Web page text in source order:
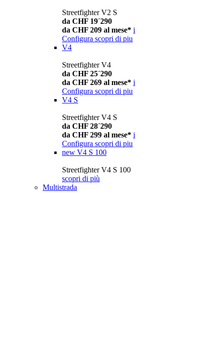
Streetfighter V2 S
da CHF 19´290
da CHF 209 al mese* i
Configura scopri di piu
V4
Streetfighter V4
da CHF 25´290
da CHF 269 al mese* i
Configura scopri di piu
V4 S
Streetfighter V4 S
da CHF 28´290
da CHF 299 al mese* i
Configura scopri di piu
new V4 S 100
Streetfighter V4 S 100
scopri di più
Multistrada